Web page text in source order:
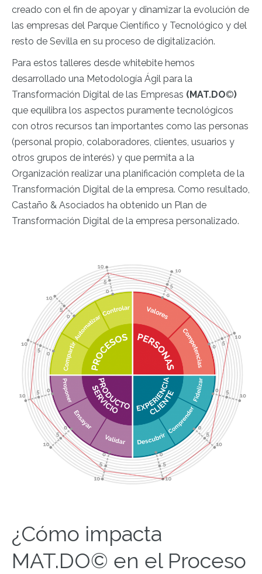
creado con el fin de apoyar y dinamizar la evolución de
las empresas del Parque Científico y Tecnológico y del
resto de Sevilla en su proceso de digitalización.
Para estos talleres desde whitebite hemos
desarrollado una Metodología Ágil para la
Transformación Digital de las Empresas (MAT.DO©)
que equilibra los aspectos puramente tecnológicos
con otros recursos tan importantes como las personas
(personal propio, colaboradores, clientes, usuarios y
otros grupos de interés) y que permita a la
Organización realizar una planificación completa de la
Transformación Digital de la empresa. Como resultado,
Castaño & Asociados ha obtenido un Plan de
Transformación Digital de la empresa personalizado.
¿Cómo impacta
MAT.DO© en el Proceso